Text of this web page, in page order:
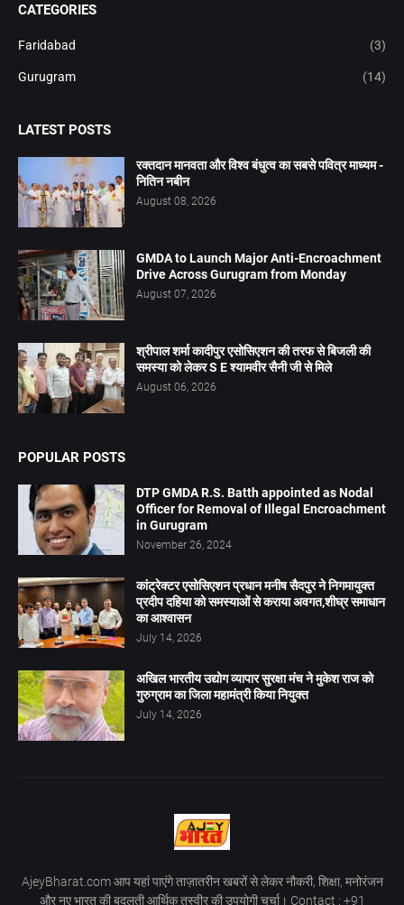
CATEGORIES
Faridabad (3)
Gurugram (14)
LATEST POSTS
रक्तदान मानवता और विश्व बंधुत्व का सबसे पवित्र माध्यम -
नितिन नबीन
August 08, 2026
GMDA to Launch Major Anti-Encroachment
Drive Across Gurugram from Monday
August 07, 2026
श्रीपाल शर्मा कादीपुर एसोसिएशन की तरफ से बिजली की
समस्या को लेकर S E श्यामवीर सैनी जी से मिले
August 06, 2026
POPULAR POSTS
DTP GMDA R.S. Batth appointed as Nodal
Officer for Removal of Illegal Encroachment
in Gurugram
November 26, 2024
कांट्रेक्टर एसोसिएशन प्रधान मनीष सैदपुर ने निगमायुक्त
प्रदीप दहिया को समस्याओं से कराया अवगत,शीघ्र समाधान
का आश्वासन
July 14, 2026
अखिल भारतीय उद्योग व्यापार सुरक्षा मंच ने मुकेश राज को
गुरुग्राम का जिला महामंत्री किया नियुक्त
July 14, 2026
AjeyBharat.com आप यहां पाएंगे ताज़ातरीन खबरों से लेकर नौकरी, शिक्षा, मनोरंजन
और नए भारत की बदलती आर्थिक तस्वीर की उपयोगी चर्चा। Contact : +91